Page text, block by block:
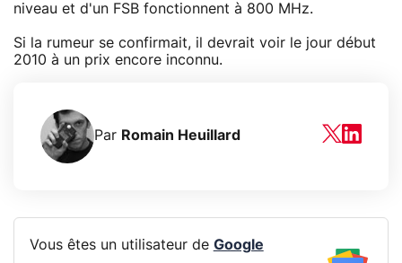
niveau et d'un FSB fonctionnent à 800 MHz.
Si la rumeur se confirmait, il devrait voir le jour début
2010 à un prix encore inconnu.
Par Romain Heuillard
Vous êtes un utilisateur de Google